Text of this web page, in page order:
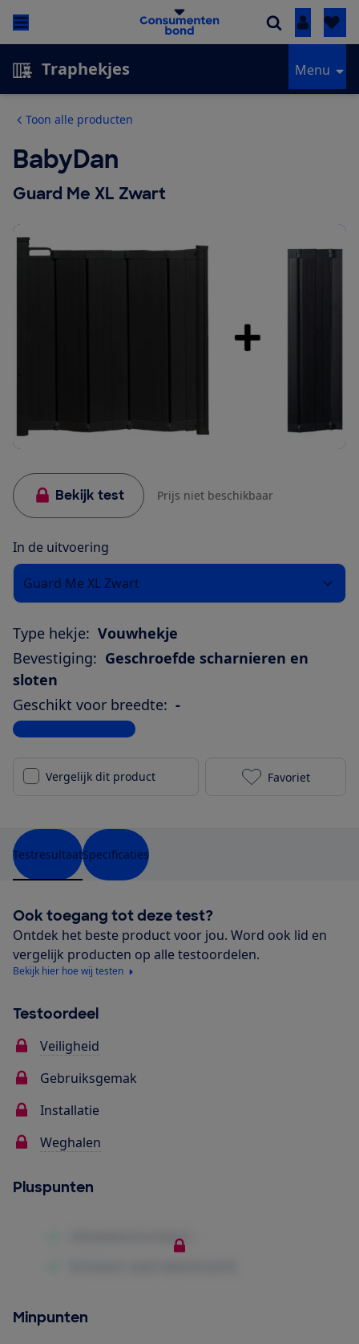
Inloggen
Traphekjes Menu
Toon alle producten
BabyDan
Guard Me XL Zwart
Bekijk test Prijs niet beschikbaar
In de uitvoering
Guard Me XL Zwart
Type hekje: Vouwhekje
Bevestiging: Geschroefde scharnieren en
sloten
Geschikt voor breedte: -
Bekijk alle specificaties
Vergelijk dit product BabyDan
Favoriet
TestresultaatSpecificaties
Ook toegang tot deze test?
Ontdek het beste product voor jou. Word ook lid en
vergelijk producten op alle testoordelen.
Bekijk hier hoe wij testen
Testoordeel
Veiligheid
Gebruiksgemak
Installatie
Weghalen
Pluspunten
Minpunten